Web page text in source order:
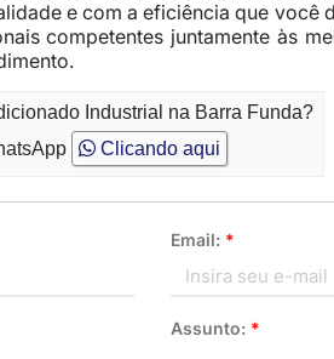
e com a eficiência que você
competentes juntamente às
Industrial na Barra Funda?
Clicando aqui
Email: *
Assunto: *